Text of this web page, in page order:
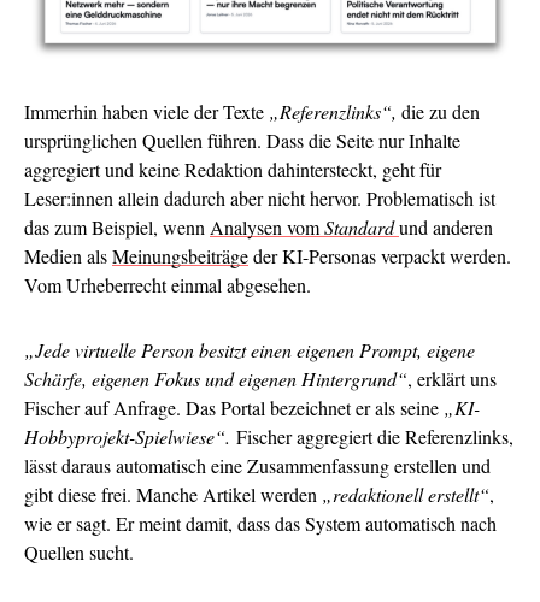
Immerhin haben viele der Texte „Referenzlinks“, die zu den
ursprünglichen Quellen führen. Dass die Seite nur Inhalte
aggregiert und keine Redaktion dahintersteckt, geht für
Leser:innen allein dadurch aber nicht hervor. Problematisch ist
das zum Beispiel, wenn Analysen vomStandardund anderen
Medien alsMeinungsbeiträgeder KI-Personas verpackt werden.
Vom Urheberrecht einmal abgesehen.
„Jede virtuelle Person besitzt einen eigenen Prompt, eigene
Schärfe, eigenen Fokus und eigenen Hintergrund“, erklärt uns
Fischer auf Anfrage. Das Portal bezeichnet er als seine „KI-
Hobbyprojekt-Spielwiese“. Fischer aggregiert die Referenzlinks,
lässt daraus automatisch eine Zusammenfassung erstellen und
gibt diese frei. Manche Artikel werden „redaktionell erstellt“,
wie er sagt. Er meint damit, dass das System automatisch nach
Quellen sucht.